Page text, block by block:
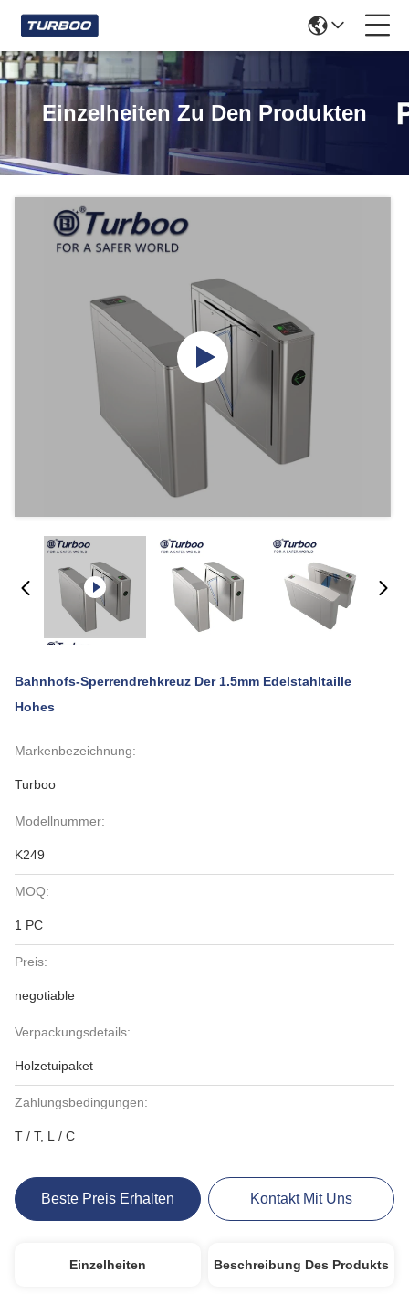
Einzelheiten Zu Den Produkten
Bahnhofs-Sperrendrehkreuz Der 1.5mm Edelstahltaille
Hohes
Markenbezeichnung:
Turboo
Modellnummer:
K249
MOQ:
1 PC
Preis:
negotiable
Verpackungsdetails:
Holzetuipaket
Zahlungsbedingungen:
T / T, L / C
Beste Preis Erhalten Kontakt Mit Uns
Einzelheiten Beschreibung Des Produkts